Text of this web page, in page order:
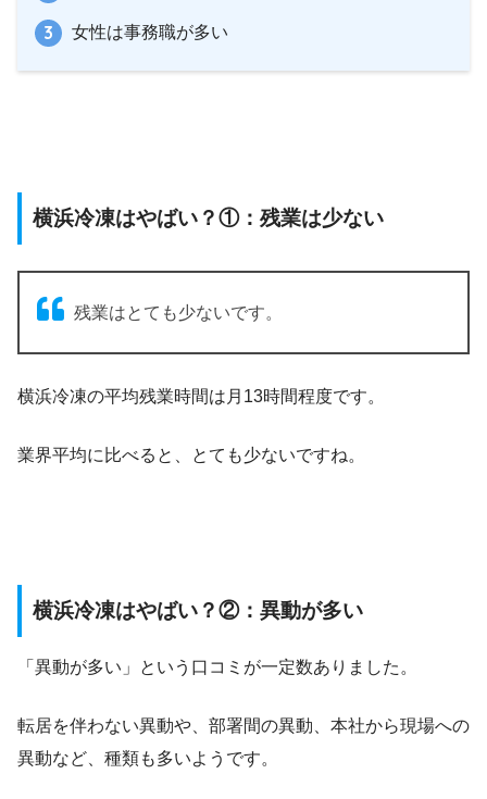
女性は事務職が多い
横浜冷凍はやばい？①：残業は少ない
残業はとても少ないです。
横浜冷凍の平均残業時間は月13時間程度です。
業界平均に比べると、とても少ないですね。
横浜冷凍はやばい？②：異動が多い
「異動が多い」という口コミが一定数ありました。
転居を伴わない異動や、部署間の異動、本社から現場への
異動など、種類も多いようです。